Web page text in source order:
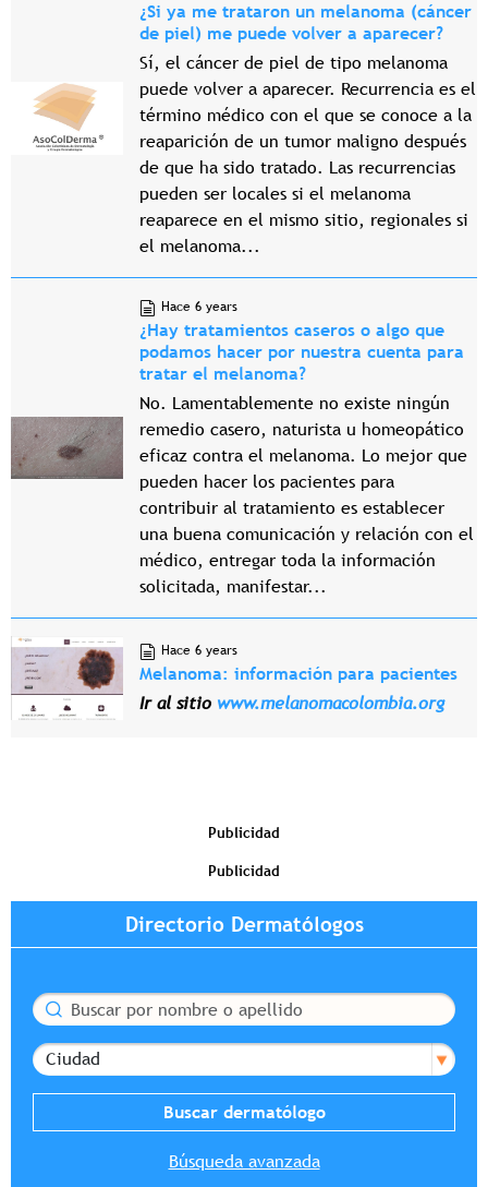
¿Si ya me trataron un melanoma (cáncer
de piel) me puede volver a aparecer?
Sí, el cáncer de piel de tipo melanoma
puede volver a aparecer. Recurrencia es el
término médico con el que se conoce a la
reaparición de un tumor maligno después
de que ha sido tratado. Las recurrencias
pueden ser locales si el melanoma
reaparece en el mismo sitio, regionales si
el melanoma...
Hace 6 years
¿Hay tratamientos caseros o algo que
podamos hacer por nuestra cuenta para
tratar el melanoma?
No. Lamentablemente no existe ningún
remedio casero, naturista u homeopático
eficaz contra el melanoma. Lo mejor que
pueden hacer los pacientes para
contribuir al tratamiento es establecer
una buena comunicación y relación con el
médico, entregar toda la información
solicitada, manifestar...
Hace 6 years
Melanoma: información para pacientes
Ir al sitio www.melanomacolombia.org
Publicidad
Publicidad
Directorio Dermatólogos
Buscar
Ciudad
Búsqueda avanzada